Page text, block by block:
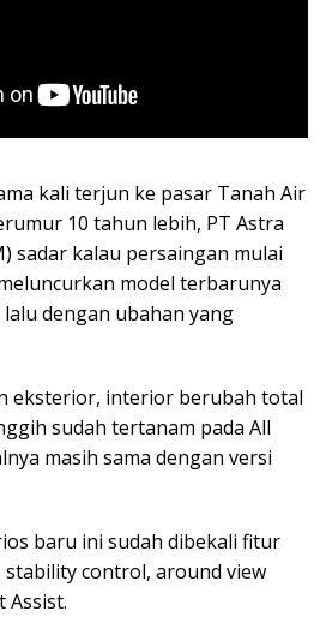
kali terjun ke pasar Tanah Air
10 tahun lebih, PT Astra
sadar kalau persaingan mulai
model terbarunya
dengan ubahan yang
eksterior, interior berubah total
sudah tertanam pada All
masih sama dengan versi
baru ini sudah dibekali fitur
stability control, around view
Assist.